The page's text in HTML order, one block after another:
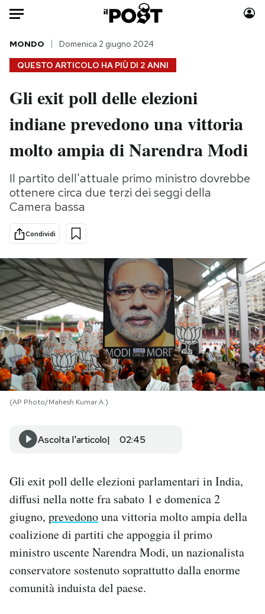
Auto
HOME
Italia
Politica
Tecnologia
Scienza
Cultura
Sport
Moda
Consumismi
Storie/Idee
Media
Europa
PODCAST
NEWSLETTER
I MIEI PREFERITI
SHOP
CALENDARIO
AREA PERSONALE
Newsletter
Notifiche mobile
Regala il Post
Hai bisogno di aiuto?
Esci
QUESTO ARTICOLO HA PIÙ DI 2 ANNI
MONDO Domenica 2 giugno 2024
Gli exit poll delle elezioni
indiane prevedono una vittoria
molto ampia di Narendra Modi
Il partito dell'attuale primo ministro dovrebbe
ottenere circa due terzi dei seggi della
Camera bassa
Condividi
(AP Photo/Mahesh Kumar A.)
Ascolta l'articolo 02:45
Gli exit poll delle elezioni parlamentari in India,
diffusi nella notte fra sabato 1 e domenica 2
giugno, prevedonouna vittoria molto ampia della
coalizione di partiti che appoggia il primo
ministro uscente Narendra Modi, un nazionalista
conservatore sostenuto soprattutto dalla enorme
comunità induista del paese.